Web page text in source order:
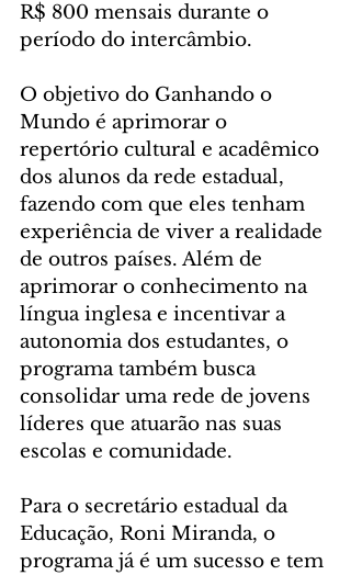
R$ 800 mensais durante o
período do intercâmbio.
O objetivo do Ganhando o
Mundo é aprimorar o
repertório cultural e acadêmico
dos alunos da rede estadual,
fazendo com que eles tenham
experiência de viver a realidade
de outros países. Além de
aprimorar o conhecimento na
língua inglesa e incentivar a
autonomia dos estudantes, o
programa também busca
consolidar uma rede de jovens
líderes que atuarão nas suas
escolas e comunidade.
Para o secretário estadual da
Educação, Roni Miranda, o
programa já é um sucesso e tem